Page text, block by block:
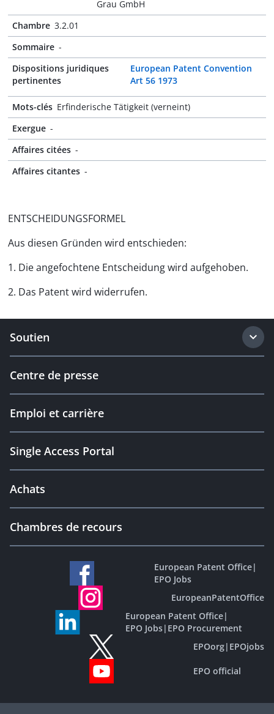
Grau GmbH
Chambre 3.2.01
Sommaire -
Dispositions juridiques
pertinentes
European Patent Convention
Art 56 1973
Mots-clés Erfinderische Tätigkeit (verneint)
Exergue -
Affaires citées -
Affaires citantes -
ENTSCHEIDUNGSFORMEL
Aus diesen Gründen wird entschieden:
1. Die angefochtene Entscheidung wird aufgehoben.
2. Das Patent wird widerrufen.
Soutien
Centre de presse
Emploi et carrière
Single Access Portal
Achats
Chambres de recours
European Patent Office|
EPO Jobs
EuropeanPatentOffice
European Patent Office|
EPO Jobs| EPO Procurement
EPOorg| EPOjobs
EPO official